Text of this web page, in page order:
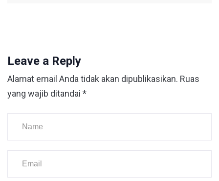
Leave a Reply
Alamat email Anda tidak akan dipublikasikan. Ruas
yang wajib ditandai *